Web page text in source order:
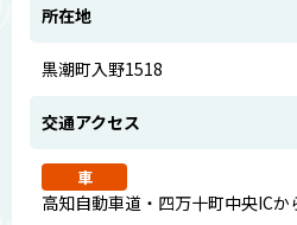
所在地
黒潮町入野1518
交通アクセス
車
高知自動車道・四万十町中央IC